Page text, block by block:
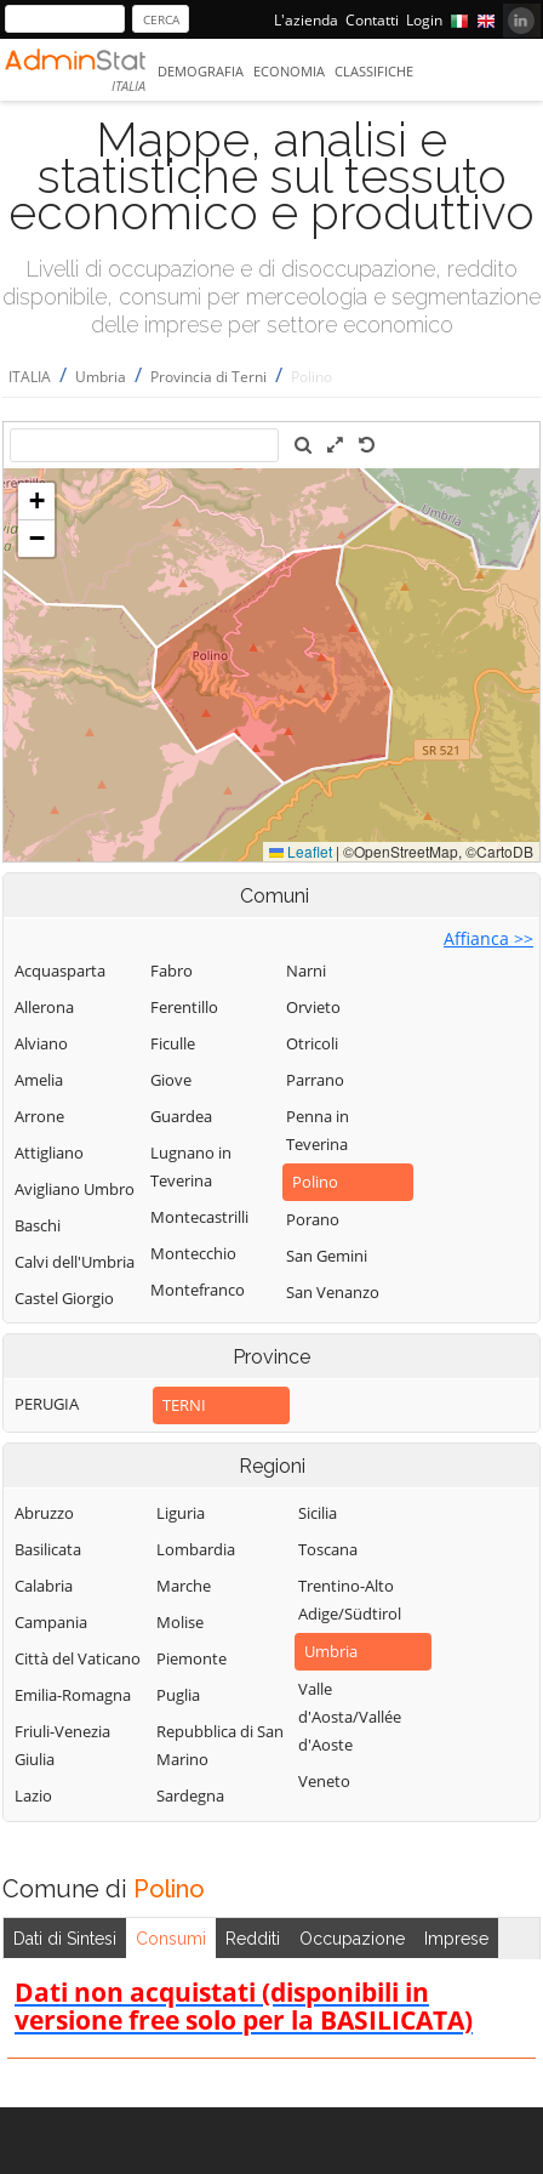
L'azienda Contatti Login
ITALIA
DEMOGRAFIA ECONOMIA CLASSIFICHE
Mappe, analisi e
statistiche sul tessuto
economico e produttivo
Livelli di occupazione e di disoccupazione, reddito
disponibile, consumi per merceologia e segmentazione
delle imprese per settore economico
ITALIA / Umbria / Provincia di Terni / Polino
Comuni
Affianca >>
Acquasparta
Allerona
Alviano
Amelia
Arrone
Attigliano
Avigliano Umbro
Baschi
Calvi dell'Umbria
Castel Giorgio
Castel Viscardo
Fabro
Ferentillo
Ficulle
Giove
Guardea
Lugnano in
Teverina
Montecastrilli
Montecchio
Montefranco
Montegabbione
Monteleone
d'Orvieto
Narni
Orvieto
Otricoli
Parrano
Penna in
Teverina
Polino
Porano
San Gemini
San Venanzo
Stroncone
Terni
Province
PERUGIA TERNI
Regioni
Abruzzo
Basilicata
Calabria
Campania
Città del Vaticano
Emilia-Romagna
Friuli-Venezia
Giulia
Lazio
Liguria
Lombardia
Marche
Molise
Piemonte
Puglia
Repubblica di San
Marino
Sardegna
Sicilia
Toscana
Trentino-Alto
Adige/Südtirol
Umbria
Valle
d'Aosta/Vallée
d'Aoste
Veneto
Comune di Polino
Dati di Sintesi Consumi Redditi Occupazione Imprese
Dati non acquistati (disponibili in
versione free solo per la BASILICATA)